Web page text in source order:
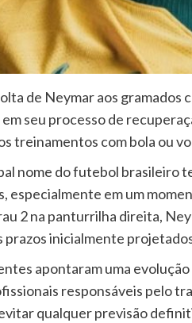
de Neymar aos
seu processo de
treinamentos com bola ou
nome do futebol brasileiro
especialmente em um
2 na panturrilha direita,
prazos inicialmente
apontaram uma
responsáveis pelo
qualquer previsão